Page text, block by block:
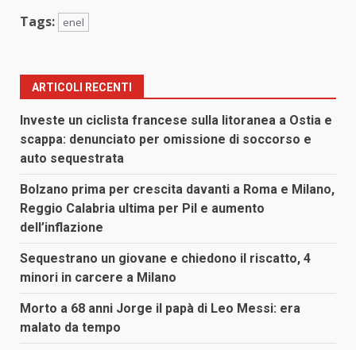
Tags: enel
ARTICOLI RECENTI
Investe un ciclista francese sulla litoranea a Ostia e
scappa: denunciato per omissione di soccorso e
auto sequestrata
Bolzano prima per crescita davanti a Roma e Milano,
Reggio Calabria ultima per Pil e aumento
dell’inflazione
Sequestrano un giovane e chiedono il riscatto, 4
minori in carcere a Milano
Morto a 68 anni Jorge il papà di Leo Messi: era
malato da tempo